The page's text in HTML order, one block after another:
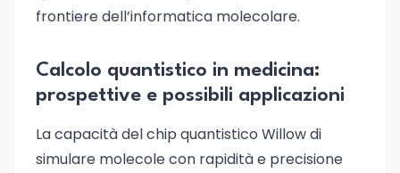
frontiere dell’informatica molecolare.
Calcolo quantistico in medicina:
prospettive e possibili applicazioni
La capacità del chip quantistico Willow di
simulare molecole con rapidità e precisione